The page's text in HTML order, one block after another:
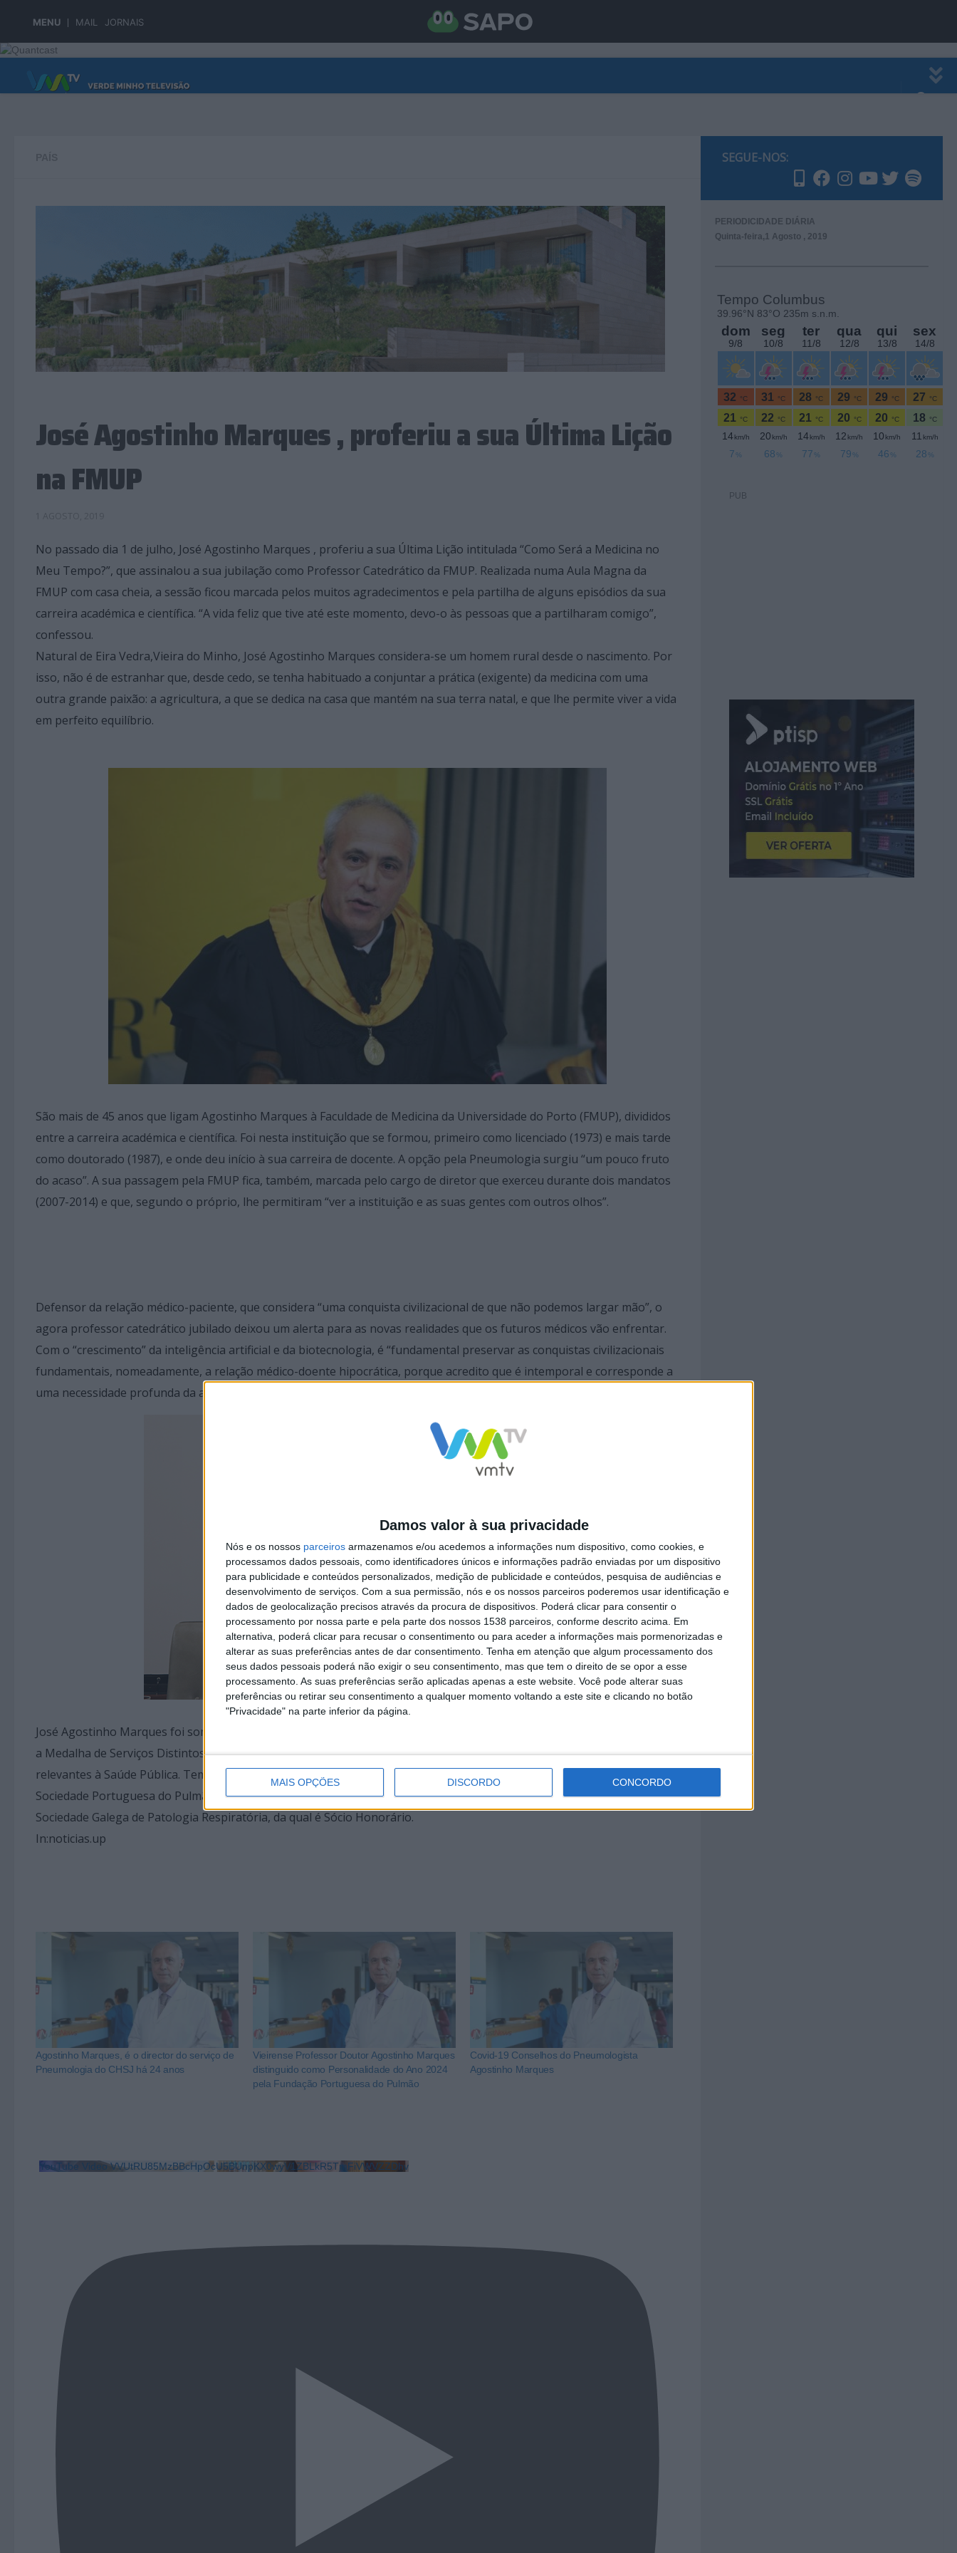
MENU MAIL JORNAIS
Damos valor à sua privacidade
Nós e os nossos parceiros armazenamos e/ou acedemos a informações num dispositivo, como cookies, e
processamos dados pessoais, como identificadores únicos e informações padrão enviadas por um dispositivo
para publicidade e conteúdos personalizados, medição de publicidade e conteúdos, pesquisa de audiências e
desenvolvimento de serviços. Com a sua permissão, nós e os nossos parceiros poderemos usar identificação e
dados de geolocalização precisos através da procura de dispositivos. Poderá clicar para consentir o
processamento por nossa parte e pela parte dos nossos 1538 parceiros, conforme descrito acima. Em
alternativa, poderá clicar para recusar o consentimento ou para aceder a informações mais pormenorizadas e
alterar as suas preferências antes de dar consentimento. Tenha em atenção que algum processamento dos
seus dados pessoais poderá não exigir o seu consentimento, mas que tem o direito de se opor a esse
processamento. As suas preferências serão aplicadas apenas a este website. Você pode alterar suas
preferências ou retirar seu consentimento a qualquer momento voltando a este site e clicando no botão
"Privacidade" na parte inferior da página.
MAIS OPÇÕES DISCORDO CONCORDO
Skip to content
José Agostinho Marques , proferiu a sua Última Lição
na FMUP
No passado dia 1 de julho, José Agostinho Marques , proferiu a sua Última Lição intitulada “Como Será a Medicina no
Meu Tempo?”, que assinalou a sua jubilação como Professor Catedrático da FMUP. Realizada numa Aula Magna da
FMUP com casa cheia, a sessão ficou marcada pelos muitos agradecimentos e pela partilha de alguns episódios da sua
carreira académica e científica. “A vida feliz que tive até este momento, devo-o às pessoas que a partilharam comigo”,
confessou.
Natural de Eira Vedra,Vieira do Minho, José Agostinho Marques considera-se um homem rural desde o nascimento. Por
isso, não é de estranhar que, desde cedo, se tenha habituado a conjuntar a prática (exigente) da medicina com uma
outra grande paixão: a agricultura, a que se dedica na casa que mantém na sua terra natal, e que lhe permite viver a vida
em perfeito equilíbrio.
São mais de 45 anos que ligam Agostinho Marques à Faculdade de Medicina da Universidade do Porto (FMUP), divididos
entre a carreira académica e científica. Foi nesta instituição que se formou, primeiro como licenciado (1973) e mais tarde
como doutorado (1987), e onde deu início à sua carreira de docente. A opção pela Pneumologia surgiu “um pouco fruto
do acaso”. A sua passagem pela FMUP fica, também, marcada pelo cargo de diretor que exerceu durante dois mandatos
(2007-2014) e que, segundo o próprio, lhe permitiram “ver a instituição e as suas gentes com outros olhos”.
Defensor da relação médico-paciente, que considera “uma conquista civilizacional de que não podemos largar mão”, o
agora professor catedrático jubilado deixou um alerta para as novas realidades que os futuros médicos vão enfrentar.
Com o “crescimento” da inteligência artificial e da biotecnologia, é “fundamental preservar as conquistas civilizacionais
fundamentais, nomeadamente, a relação médico-doente hipocrática, porque acredito que é intemporal e corresponde a
uma necessidade profunda da alma humana.”
José Agostinho Marques foi somando distinções pela sua contribuição científica ao longo da carreira, sendo de destacar
a Medalha de Serviços Distintos, Grau Ouro, atribuída em 2014 pelo Ministério da Saúde, pela prestação de serviços
relevantes à Saúde Pública. Tem contribuído, igualmente, para várias sociedades e associações científicas, como a
Sociedade Portuguesa do Pulmão, da qual é presidente do Conselho Geral, a European Respiratory Society (ERS) ou a
Sociedade Galega de Patologia Respiratória, da qual é Sócio Honorário.
In:noticias.up
Agostinho Marques, é o director do serviço de
Pneumologia do CHSJ há 24 anos
Vieirense Professor Doutor Agostinho Marques
distinguido como Personalidade do Ano 2024
pela Fundação Portuguesa do Pulmão
Covid-19 Conselhos do Pneumologista
Agostinho Marques
YouTube Video VVUtRU85MzBBcHpOcU5BUnpKX0wyV1ZBLkR5TmFiVWVZZDhv
SEGUE-NOS:
PERIODICIDADE DIÁRIA
Quinta-feira,1 Agosto , 2019
PUB